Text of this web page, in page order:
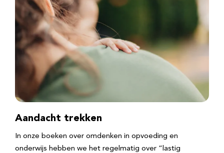
Aandacht trekken
In onze boeken over omdenken in opvoeding en
onderwijs hebben we het regelmatig over “lastig